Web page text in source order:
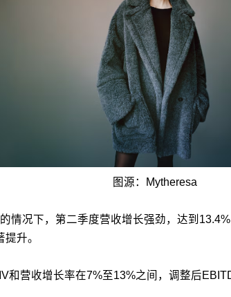
图源：Mytheresa
情况下，第二季度营收增长强劲，达到
升。
营收增长率在7%至13%之间， 调整后